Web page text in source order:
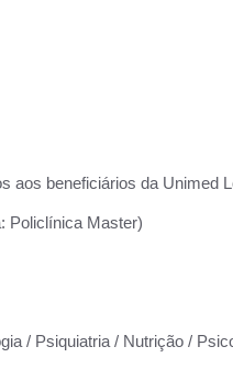
aos beneficiários da Unimed
Policlínica Master)
/ Psiquiatria / Nutrição /